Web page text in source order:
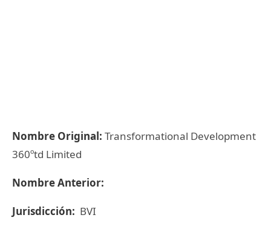
Nombre Original: Transformational Development
360ºtd Limited
Nombre Anterior:
Jurisdicción: BVI